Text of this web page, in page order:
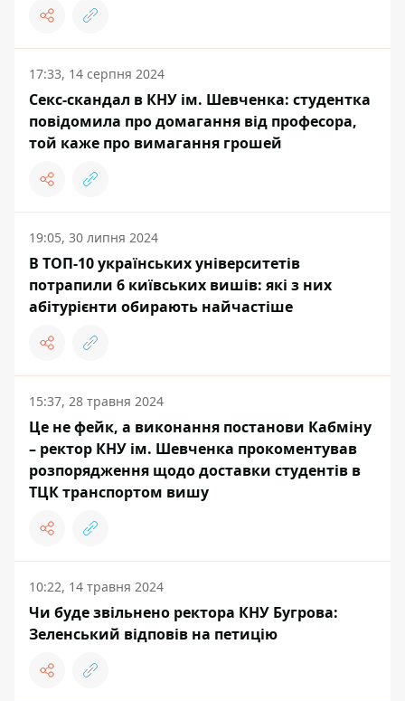
17:33, 14 серпня 2024
Секс-скандал в КНУ ім. Шевченка: студентка
повідомила про домагання від професора,
той каже про вимагання грошей
19:05, 30 липня 2024
В ТОП-10 українських університетів
потрапили 6 київських вишів: які з них
абітурієнти обирають найчастіше
15:37, 28 травня 2024
Це не фейк, а виконання постанови Кабміну
– ректор КНУ ім. Шевченка прокоментував
розпорядження щодо доставки студентів в
ТЦК транспортом вишу
10:22, 14 травня 2024
Чи буде звільнено ректора КНУ Бугрова:
Зеленський відповів на петицію